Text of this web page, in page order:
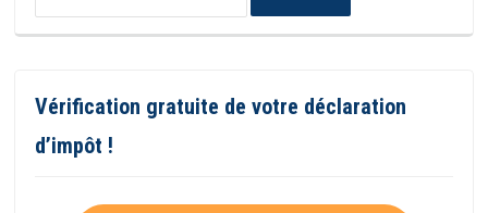
Vérification gratuite de votre déclaration
d’impôt !